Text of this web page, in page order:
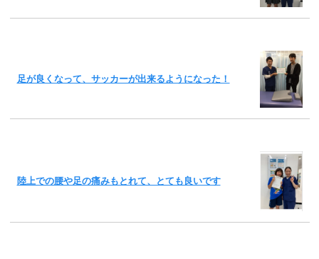
足が良くなって、サッカーが出来るようになった！
陸上での腰や足の痛みもとれて、とても良いです